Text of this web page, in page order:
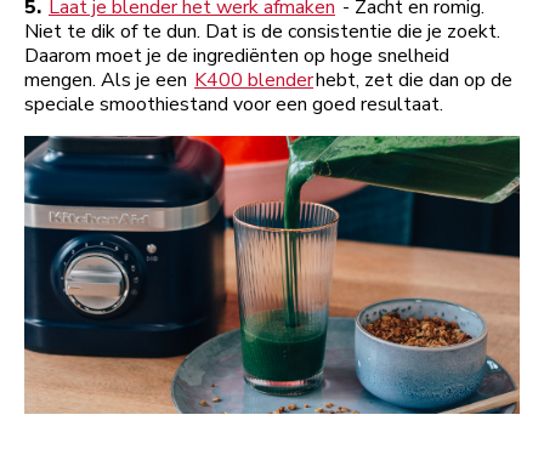
5. Laat je blender het werk afmaken - Zacht en romig.
Niet te dik of te dun. Dat is de consistentie die je zoekt.
Daarom moet je de ingrediënten op hoge snelheid
mengen. Als je een K400 blenderhebt, zet die dan op de
speciale smoothiestand voor een goed resultaat.